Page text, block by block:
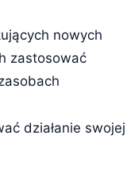
nowych
zastosować
działanie swojej